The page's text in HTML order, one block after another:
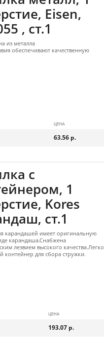
Eisen,
, ст.1
из металла
обеспечивают качественную
ЦЕНА
63.56 р.
с
1
Kores
ст.1
карандашей имеет оригинальную
карандаша.Снабжена
лезвием высокого качества.Легко
контейнер для сбора стружки.
ЦЕНА
193.07 р.